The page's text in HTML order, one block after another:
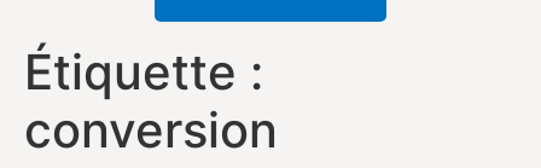
Étiquette :
conversion